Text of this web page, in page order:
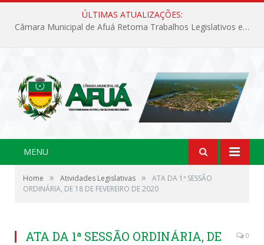
ÚLTIMAS ATUALIZAÇÕES:
Câmara Municipal de Afuá Retoma Trabalhos Legislativos em Sessão Ordinária
MENU
Home » Atividades Legislativas »
ATA DA 1ª SESSÃO
ORDINÁRIA, DE 18 DE FEVEREIRO DE 2020
ATA DA 1ª SESSÃO ORDINÁRIA, DE
0